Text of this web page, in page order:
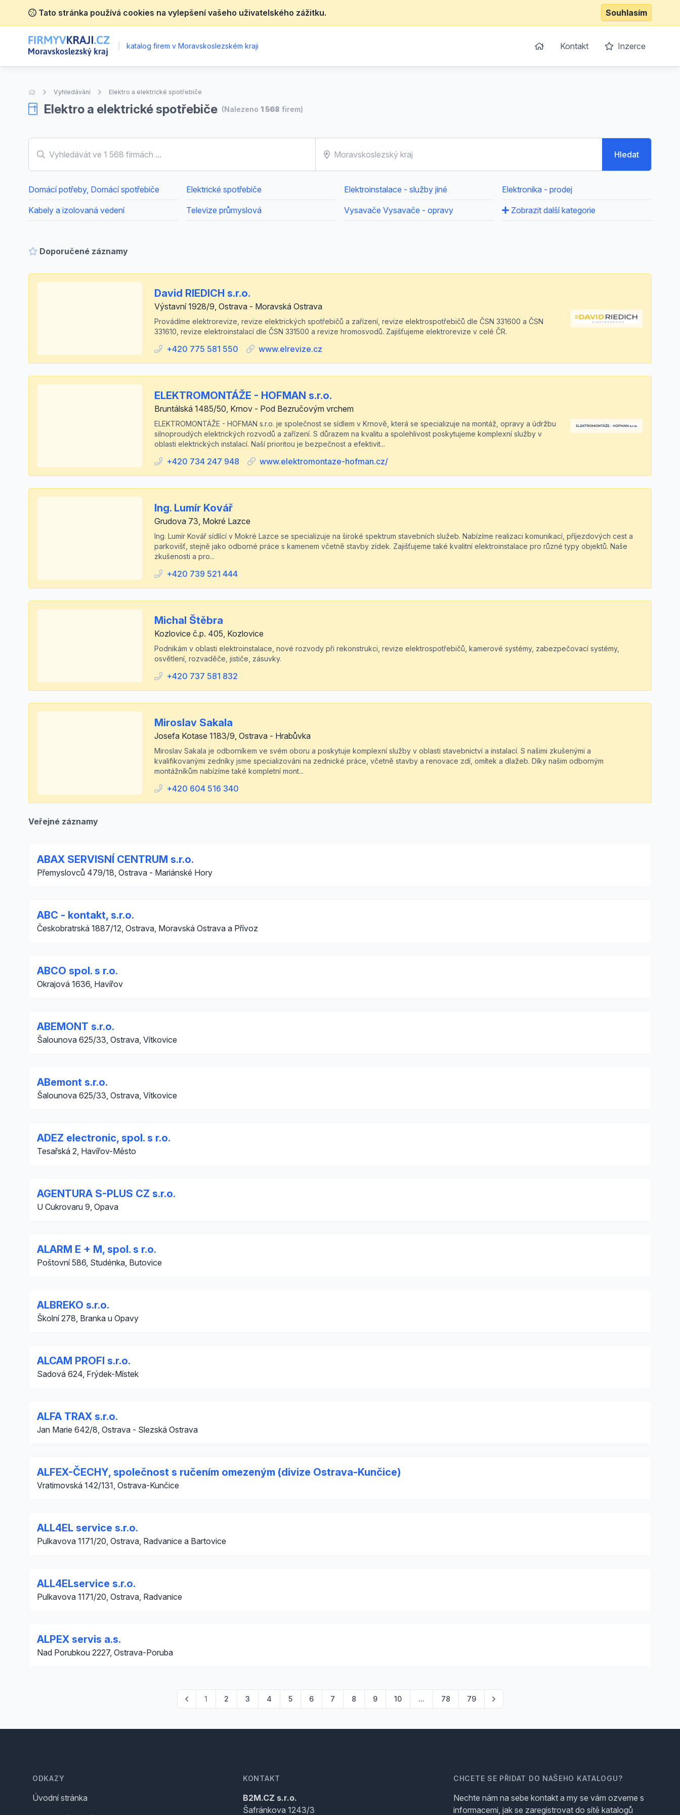
Tato stránka používá cookies na vylepšení vašeho uživatelského zážitku. Souhlasím
katalog firem v Moravskoslezském kraji Kontakt Inzerce
Úvodní stránka
Vyhledávání Elektro a elektrické spotřebiče
Elektro a elektrické spotřebiče (Nalezeno 1 568 firem)
Hledat
Domácí potřeby, Domácí spotřebiče Elektrické spotřebiče Elektroinstalace - služby jiné Elektronika - prodej
Kabely a izolovaná vedení Televize průmyslová Vysavače Vysavače - opravy Zobrazit další kategorie
Doporučené záznamy
David RIEDICH s.r.o.
Výstavní 1928/9, Ostrava - Moravská Ostrava
Provádíme elektrorevize, revize elektrických spotřebičů a zařízení, revize elektrospotřebičů dle ČSN 331600 a ČSN
331610, revize elektroinstalací dle ČSN 331500 a revize hromosvodů. Zajišťujeme elektrorevize v celé ČR.
+420 775 581 550 www.elrevize.cz
ELEKTROMONTÁŽE - HOFMAN s.r.o.
Bruntálská 1485/50, Krnov - Pod Bezručovým vrchem
ELEKTROMONTÁŽE - HOFMAN s.r.o. je společnost se sídlem v Krnově, která se specializuje na montáž, opravy a údržbu
silnoproudých elektrických rozvodů a zařízení. S důrazem na kvalitu a spolehlivost poskytujeme komplexní služby v
oblasti elektrických instalací. Naší prioritou je bezpečnost a efektivit...
+420 734 247 948 www.elektromontaze-hofman.cz/
Ing. Lumír Kovář
Grudova 73, Mokré Lazce
Ing. Lumír Kovář sídlící v Mokré Lazce se specializuje na široké spektrum stavebních služeb. Nabízíme realizaci komunikací, příjezdových cest a
parkovišť, stejně jako odborné práce s kamenem včetně stavby zídek. Zajišťujeme také kvalitní elektroinstalace pro různé typy objektů. Naše
zkušenosti a pro...
+420 739 521 444
Michal Štěbra
Kozlovice č.p. 405, Kozlovice
Podnikám v oblasti elektroinstalace, nové rozvody při rekonstrukci, revize elektrospotřebičů, kamerové systémy, zabezpečovací systémy,
osvětlení, rozvaděče, jističe, zásuvky.
+420 737 581 832
Miroslav Sakala
Josefa Kotase 1183/9, Ostrava - Hrabůvka
Miroslav Sakala je odborníkem ve svém oboru a poskytuje komplexní služby v oblasti stavebnictví a instalací. S našimi zkušenými a
kvalifikovanými zedníky jsme specializováni na zednické práce, včetně stavby a renovace zdí, omítek a dlažeb. Díky našim odborným
montážníkům nabízíme také kompletní mont...
+420 604 516 340
Veřejné záznamy
ABAX SERVISNÍ CENTRUM s.r.o.
Přemyslovců 479/18, Ostrava - Mariánské Hory
ABC - kontakt, s.r.o.
Českobratrská 1887/12, Ostrava, Moravská Ostrava a Přívoz
ABCO spol. s r.o.
Okrajová 1636, Havířov
ABEMONT s.r.o.
Šalounova 625/33, Ostrava, Vítkovice
ABemont s.r.o.
Šalounova 625/33, Ostrava, Vítkovice
ADEZ electronic, spol. s r.o.
Tesařská 2, Havířov-Město
AGENTURA S-PLUS CZ s.r.o.
U Cukrovaru 9, Opava
ALARM E + M, spol. s r.o.
Poštovní 586, Studénka, Butovice
ALBREKO s.r.o.
Školní 278, Branka u Opavy
ALCAM PROFI s.r.o.
Sadová 624, Frýdek-Místek
ALFA TRAX s.r.o.
Jan Marie 642/8, Ostrava - Slezská Ostrava
ALFEX-ČECHY, společnost s ručením omezeným (divize Ostrava-Kunčice)
Vratimovská 142/131, Ostrava-Kunčice
ALL4EL service s.r.o.
Pulkavova 1171/20, Ostrava, Radvanice a Bartovice
ALL4ELservice s.r.o.
Pulkavova 1171/20, Ostrava, Radvanice
ALPEX servis a.s.
Nad Porubkou 2227, Ostrava-Poruba
1 2 3 4 5 6 7 8 9 10 ... 78 79
ODKAZY
Úvodní stránka
KONTAKT
B2M.CZ s.r.o.
Šafránkova 1243/3
CHCETE SE PŘIDAT DO NAŠEHO KATALOGU?
Nechte nám na sebe kontakt a my se vám ozveme s
informacemi, jak se zaregistrovat do sítě katalogů